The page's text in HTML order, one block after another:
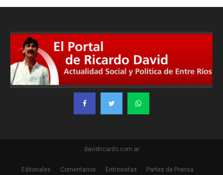
davidricardo.com.ar
Editoriales Comentarios Entrevistas Partes de Prensa